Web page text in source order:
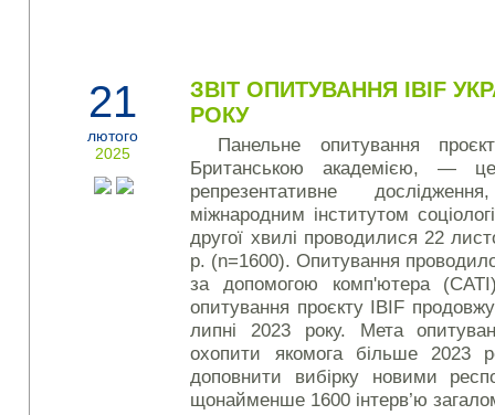
21
лютого
2025
ЗВІТ ОПИТУВАННЯ IBIF
РОКУ
Панельне опитування
Британською академією, — це
репрезентативне
міжнародним інститутом
другої хвилі проводилися 22
р. (n=1600). Опитування
за допомогою комп'ютера
опитування проєкту IBIF
липні 2023 року. Мета
охопити якомога більше 2023
доповнити вибірку новими
щонайменше 1600 інтерв’ю